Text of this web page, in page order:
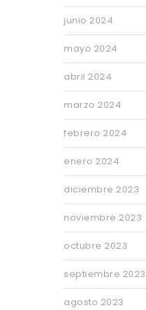
junio 2024
mayo 2024
abril 2024
marzo 2024
febrero 2024
enero 2024
diciembre 2023
noviembre 2023
octubre 2023
septiembre 2023
agosto 2023